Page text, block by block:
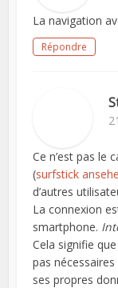
La navigation
Répondre
Ce n’est pas le
(surfstick
d’autres
La connexion
smartphone.
Cela signifie
pas
ses propres